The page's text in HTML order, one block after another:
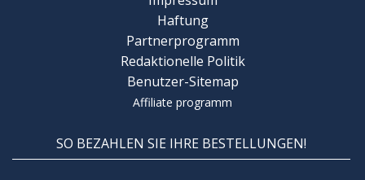
Haftung
Partnerprogramm
Redaktionelle Politik
Benutzer-Sitemap
Affiliate programm
SO BEZAHLEN SIE IHRE BESTELLUNGEN!